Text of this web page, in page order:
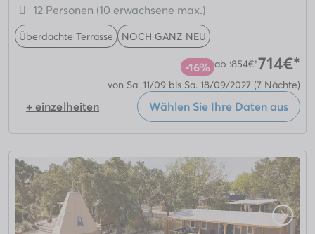
12 Personen (10 erwachsene max.)
Überdachte Terrasse NOCH GANZ NEU
-16% ab :854€*714€*
von Sa. 11/09 bis Sa. 18/09/2027 (7 Nächte)
+ einzelheiten Wählen Sie Ihre Daten aus